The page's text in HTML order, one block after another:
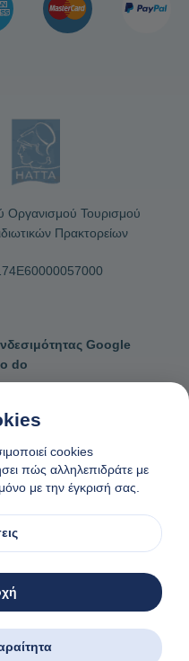
Οργανισμού Τουρισμού
Πρακτορείων
Google
do
Γενικοί όροι κρατήσεων
και cookies
στη Νάξο, Ελλάδα
cookies
πώς αλληλεπιδράτε με
με την έγκρισή σας.